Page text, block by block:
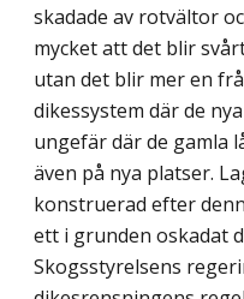
skadade av rotvältor
mycket att det blir
utan det blir mer en
dikessystem där de
ungefär där de gamla
även på nya platser.
konstruerad efter
ett i grunden oskadat
Skogsstyrelsens